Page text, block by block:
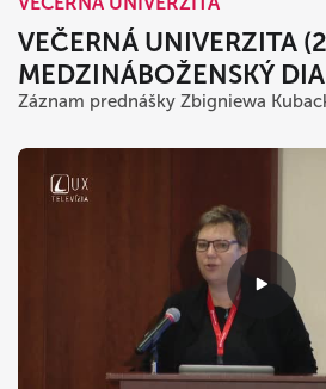
VEČERNÁ UNIVERZITA
MEDZINÁBOŽENSKÝ
Záznam prednášky Zbigniewa